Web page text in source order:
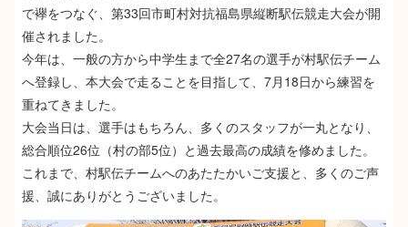
で襷をつなぐ、第33回市町村対抗福島県縦断駅伝競走大会が開
催されました。
今年は、一般の方から中学生まで全27名の選手が村駅伝チーム
へ登録し、本大会で走ることを目指して、7月18日から練習を
重ねてきました。
大会当日は、選手はもちろん、多くのスタッフが一丸となり、
総合順位26位（村の部5位）と過去最高の成績を修めました。
これまで、村駅伝チームへのあたたかいご支援と、多くのご声
援、誠にありがとうございました。